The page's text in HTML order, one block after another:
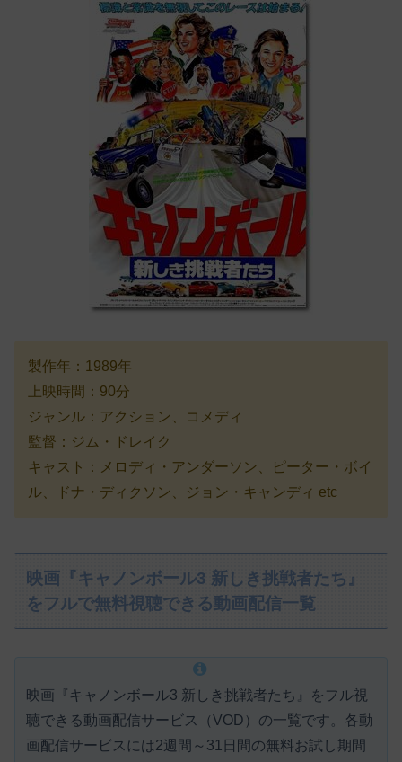
製作年：1989年
上映時間：90分
ジャンル：アクション、コメディ
監督：ジム・ドレイク
キャスト：メロディ・アンダーソン、ピーター・ボイ
ル、ドナ・ディクソン、ジョン・キャンディ etc
映画『キャノンボール3 新しき挑戦者たち』
をフルで無料視聴できる動画配信一覧
映画『キャノンボール3 新しき挑戦者たち』をフル視
聴できる動画配信サービス（VOD）の一覧です。各動
画配信サービスには2週間～31日間の無料お試し期間